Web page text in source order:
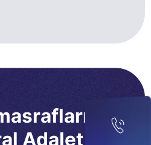
Adalet